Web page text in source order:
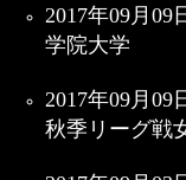
2017年09月09
学院大学
2017年09月09
秋季リーグ戦